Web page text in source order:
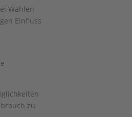
Wahlen
Einfluss
zu